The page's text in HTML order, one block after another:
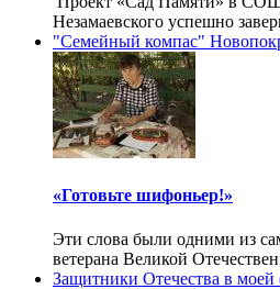
Незамаевского успешно
"Семейный компас"
«Готовьте шифоньер!»
Эти слова были одними из
ветерана Великой
Защитники Отечества в моей